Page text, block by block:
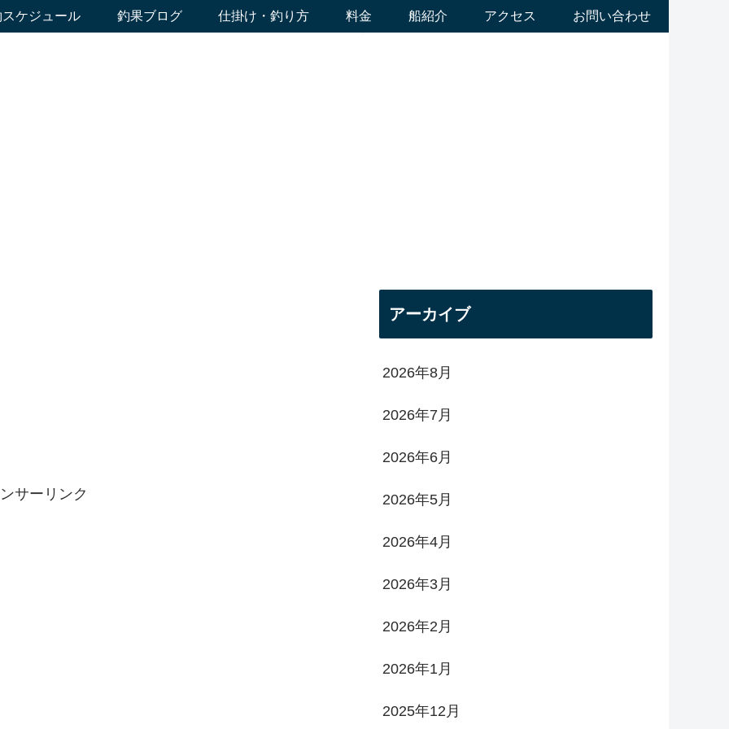
ケジュール 釣果ブログ 仕掛け・釣り方 料金 船紹介 アクセス お問い合わせ
サーリンク
アーカイブ
2026年8月
2026年7月
2026年6月
2026年5月
2026年4月
2026年3月
2026年2月
2026年1月
2025年12月